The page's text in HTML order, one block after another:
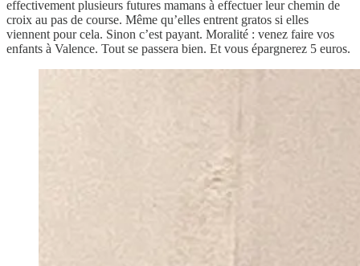
effectivement plusieurs futures mamans à effectuer leur chemin de
croix au pas de course. Même qu’elles entrent gratos si elles
viennent pour cela. Sinon c’est payant. Moralité : venez faire vos
enfants à Valence. Tout se passera bien. Et vous épargnerez 5 euros.